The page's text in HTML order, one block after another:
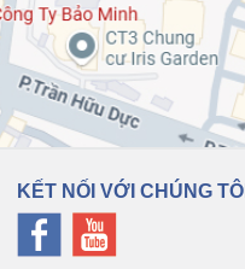
KẾT NỐI VỚI CHÚNG TÔI